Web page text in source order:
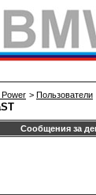
Power > Пользователи
Сообщения за